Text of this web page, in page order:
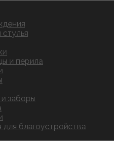
и перила
заборы
для благоустройства